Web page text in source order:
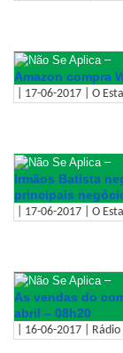
–
Amazon compra
| 17-06-2017 | O
–
Irmãos Batista
principais
| 17-06-2017 | O
–
As vendas do
abril – 08h20
| 16-06-2017 |